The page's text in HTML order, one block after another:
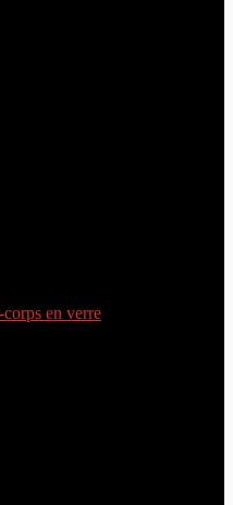
corps en verre